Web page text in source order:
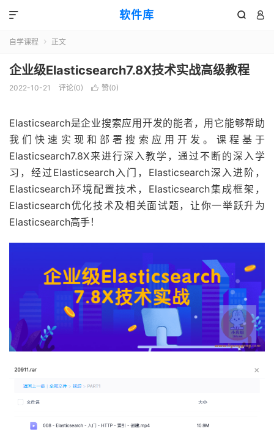
软件库  

自学课程  正文
企业级Elasticsearch7.8X技术实战高级教程
2022-10-21 评论(0)  赞(0)
Elasticsearch是企业搜索应用开发的能者，用它能够帮助
我们快速实现和部署搜索应用开发。课程基于
Elasticsearch7.8X来进行深入教学，通过不断的深入学
习，经过Elasticsearch入门，Elasticsearch深入进阶，
Elasticsearch环境配置技术，Elasticsearch集成框架，
Elasticsearch优化技术及相关面试题，让你一举跃升为
Elasticsearch高手！